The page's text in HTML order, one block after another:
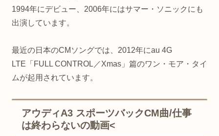
1994年にデビュー、2006年にはサマー・ソニックにも
出演しています。
最近の日本のCMソングでは、2012年にau 4G
LTE「FULL CONTROL／Xmas」篇のワン・モア・タイ
ムが起用されています。
アウディA3 スポーツバックCM曲/仕事
は終わらないの動画<